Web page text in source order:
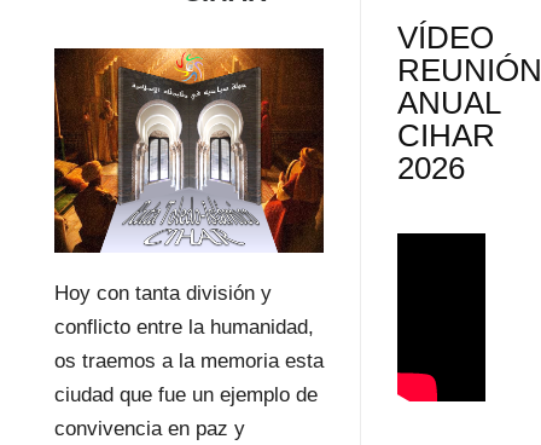
Hoy con tanta división y
conflicto entre la humanidad,
os traemos a la memoria esta
ciudad que fue un ejemplo de
convivencia en paz y
VÍDEO
ANUAL
CIHAR
2026